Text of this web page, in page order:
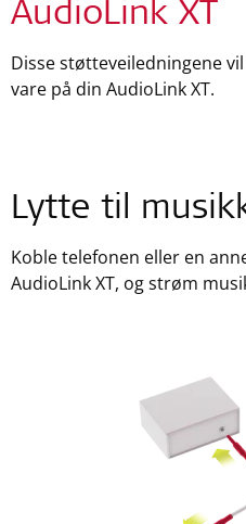
AudioLink XT
Disse støtteveiledningene
vare på din AudioLink XT.
Lytte til
Koble telefonen eller en
AudioLink XT, og strøm